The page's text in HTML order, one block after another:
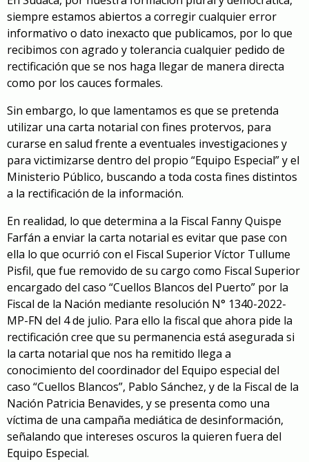
siempre estamos abiertos a corregir cualquier error
informativo o dato inexacto que publicamos, por lo que
recibimos con agrado y tolerancia cualquier pedido de
rectificación que se nos haga llegar de manera directa
como por los cauces formales.
Sin embargo, lo que lamentamos es que se pretenda
utilizar una carta notarial con fines protervos, para
curarse en salud frente a eventuales investigaciones y
para victimizarse dentro del propio “Equipo Especial” y el
Ministerio Público, buscando a toda costa fines distintos
a la rectificación de la información.
En realidad, lo que determina a la Fiscal Fanny Quispe
Farfán a enviar la carta notarial es evitar que pase con
ella lo que ocurrió con el Fiscal Superior Víctor Tullume
Pisfil, que fue removido de su cargo como Fiscal Superior
encargado del caso “Cuellos Blancos del Puerto” por la
Fiscal de la Nación mediante resolución N° 1340-2022-
MP-FN del 4 de julio. Para ello la fiscal que ahora pide la
rectificación cree que su permanencia está asegurada si
la carta notarial que nos ha remitido llega a
conocimiento del coordinador del Equipo especial del
caso “Cuellos Blancos”, Pablo Sánchez, y de la Fiscal de la
Nación Patricia Benavides, y se presenta como una
víctima de una campaña mediática de desinformación,
señalando que intereses oscuros la quieren fuera del
Equipo Especial.